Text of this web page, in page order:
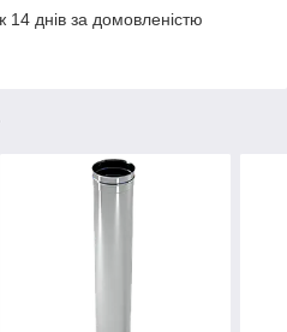
днів за домовленістю